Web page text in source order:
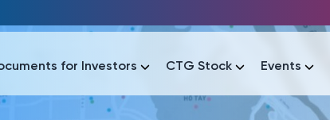
for Investors CTG Stock Events